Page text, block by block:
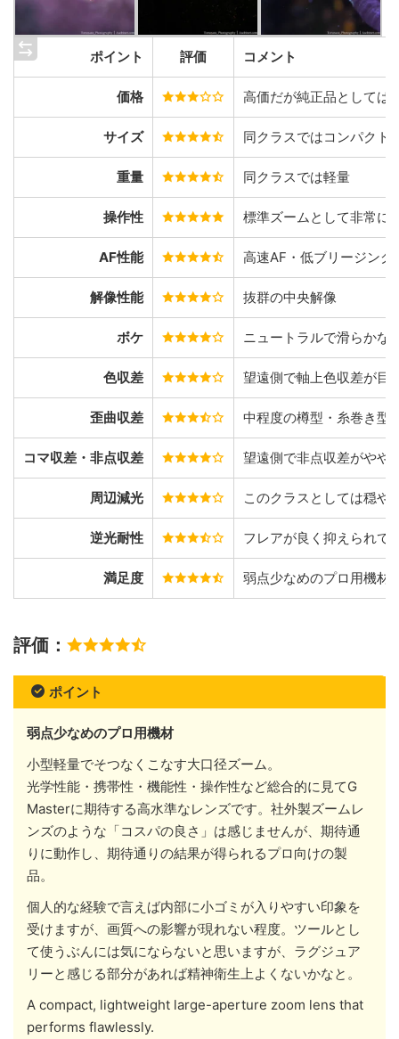
ポイント 評価 コメント
価格 高価だが純正品としては
サイズ 同クラスではコンパクト
重量 同クラスでは軽量
操作性 標準ズームとして非常に
AF性能 高速AF・低ブリージング
解像性能 抜群の中央解像
ボケ ニュートラルで滑らかな
色収差 望遠側で軸上色収差が目
歪曲収差 中程度の樽型・糸巻き型
コマ収差・非点収差 望遠側で非点収差がやや
周辺減光 このクラスとしては穏や
逆光耐性 フレアが良く抑えられて
満足度 弱点少なめのプロ用機材
評価：
ポイント
弱点少なめのプロ用機材
小型軽量でそつなくこなす大口径ズーム。
光学性能・携帯性・機能性・操作性など総合的に見てG
Masterに期待する高水準なレンズです。社外製ズームレ
ンズのような「コスパの良さ」は感じませんが、期待通
りに動作し、期待通りの結果が得られるプロ向けの製
品。
個人的な経験で言えば内部に小ゴミが入りやすい印象を
受けますが、画質への影響が現れない程度。ツールとし
て使うぶんには気にならないと思いますが、ラグジュア
リーと感じる部分があれば精神衛生上よくないかなと。
A compact, lightweight large-aperture zoom lens that
performs flawlessly.